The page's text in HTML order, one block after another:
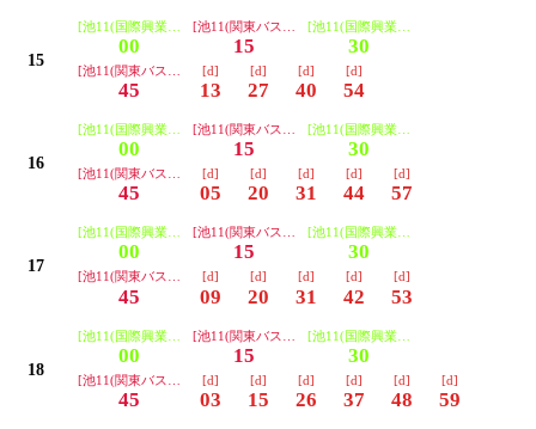
15
[池11(国際興業) 池袋駅西口 中野5経由]
00
[池11(関東バス) 池袋駅西口 中野5経由]
15
[池11(国際興業) 池袋駅西口 中野5経
30
[池11(関東バス) 池袋駅西口 中野5経由]
45
[d]
13
[d]
27
[d]
40
[d]
54
16
[池11(国際興業) 池袋駅西口 中野5経由]
00
[池11(関東バス) 池袋駅西口 中野5経由]
15
[池11(国際興業) 池袋駅西口 中野5経
30
[池11(関東バス) 池袋駅西口 中野5経由]
45
[d]
05
[d]
20
[d]
31
[d]
44
[d]
57
17
[池11(国際興業) 池袋駅西口 中野5経由]
00
[池11(関東バス) 池袋駅西口 中野5経由]
15
[池11(国際興業) 池袋駅西口 中野5経
30
[池11(関東バス) 池袋駅西口 中野5経由]
45
[d]
09
[d]
20
[d]
31
[d]
42
[d]
53
18
[池11(国際興業) 池袋駅西口 中野5経由]
00
[池11(関東バス) 池袋駅西口 中野5経由]
15
[池11(国際興業) 池袋駅西口 中野5経
30
[池11(関東バス) 池袋駅西口 中野5経由]
45
[d]
03
[d]
15
[d]
26
[d]
37
[d]
48
[d]
59